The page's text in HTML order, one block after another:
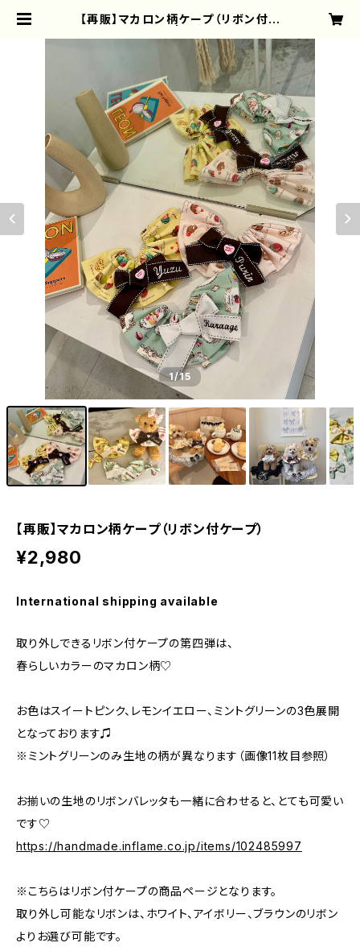
【再販】マカロン柄ケープ（リボン付ケ
1/15
【再販】マカロン柄ケープ（リボン付ケープ）
¥2,980
International shipping available
取り外しできるリボン付ケープの第四弾は、
春らしいカラーのマカロン柄♡
お色はスイートピンク、レモンイエロー、ミントグリーンの3色展開
となっております♫
※ミントグリーンのみ生地の柄が異なります（画像11枚目参照）
お揃いの生地のリボンバレッタも一緒に合わせると、とても可愛い
です♡
https://handmade.inflame.co.jp/items/102485997
※こちらはリボン付ケープの商品ページとなります。
取り外し可能なリボンは、ホワイト、アイボリー、ブラウンのリボン
よりお選び可能です。